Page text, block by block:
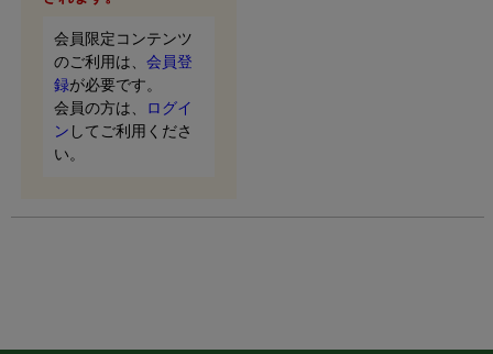
会員限定コンテンツ
のご利用は、 会員登
録が必要です。
会員の方は、
ログイ
ン してご利用くださ
い。